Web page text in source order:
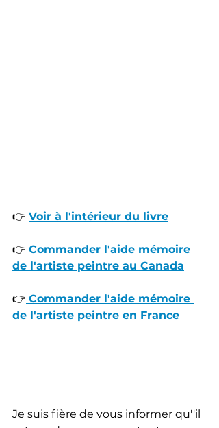
👉 Voir à l'intérieur du livre
👉 Commander l'aide mémoire
de l'artiste peintre au Canada
👉 Commander l'aide mémoire
de l'artiste peintre en France
Je suis fière de vous informer qu''il